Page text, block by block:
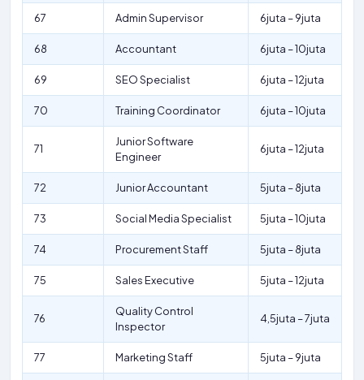
67 Admin Supervisor 6juta – 9juta
68 Accountant 6juta – 10juta
69 SEO Specialist 6juta – 12juta
70 Training Coordinator 6juta – 10juta
71
Junior Software
Engineer
6juta – 12juta
72 Junior Accountant 5juta – 8juta
73 Social Media Specialist 5juta – 10juta
74 Procurement Staff 5juta – 8juta
75 Sales Executive 5juta – 12juta
76
Quality Control
Inspector
4,5juta – 7juta
77 Marketing Staff 5juta – 9juta